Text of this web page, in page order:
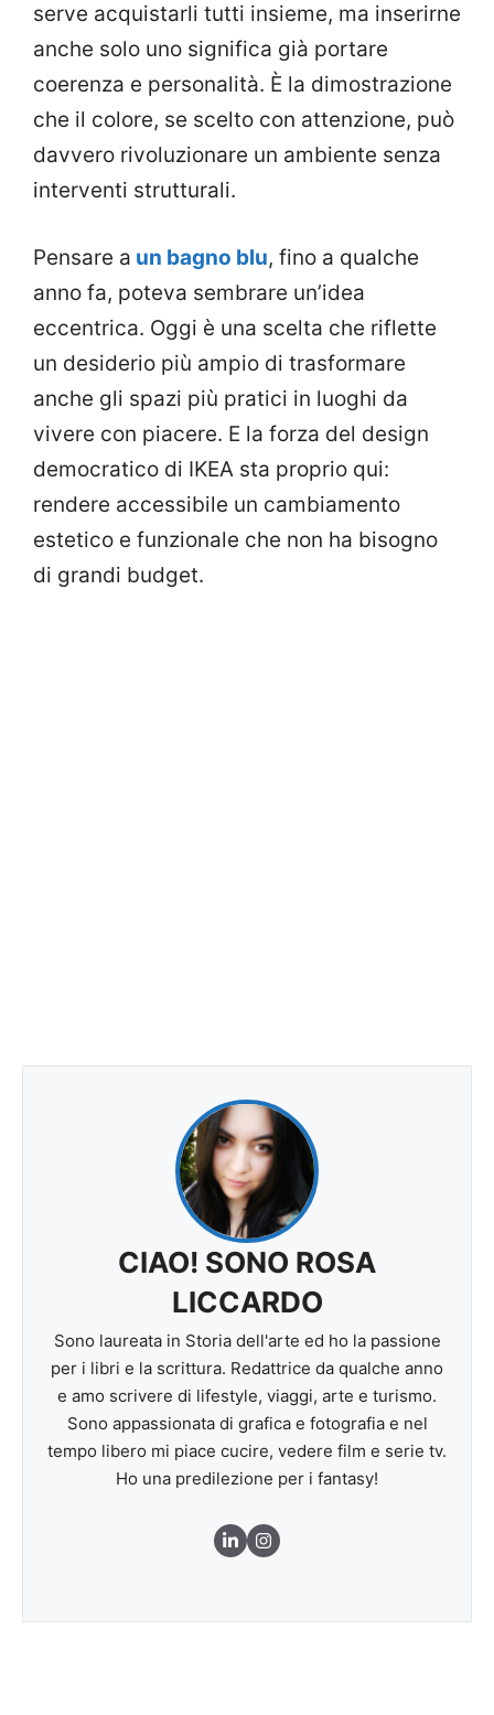
serve acquistarli tutti insieme, ma inserirne
anche solo uno significa già portare
coerenza e personalità. È la dimostrazione
che il colore, se scelto con attenzione, può
davvero rivoluzionare un ambiente senza
interventi strutturali.
Pensare a un bagno blu, fino a qualche
anno fa, poteva sembrare un’idea
eccentrica. Oggi è una scelta che riflette
un desiderio più ampio di trasformare
anche gli spazi più pratici in luoghi da
vivere con piacere. E la forza del design
democratico di IKEA sta proprio qui:
rendere accessibile un cambiamento
estetico e funzionale che non ha bisogno
di grandi budget.
CIAO! SONO ROSA
LICCARDO
Sono laureata in Storia dell'arte ed ho la passione
per i libri e la scrittura. Redattrice da qualche anno
e amo scrivere di lifestyle, viaggi, arte e turismo.
Sono appassionata di grafica e fotografia e nel
tempo libero mi piace cucire, vedere film e serie tv.
Ho una predilezione per i fantasy!